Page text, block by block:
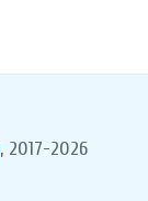
, 2017-2026